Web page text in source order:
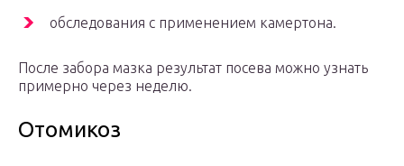
обследования с применением камертона.
После забора мазка результат посева можно узнать
примерно через неделю.
Отомикоз